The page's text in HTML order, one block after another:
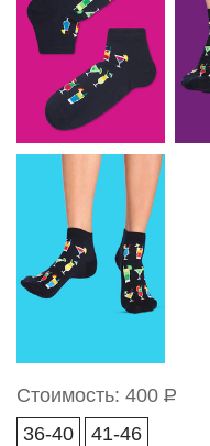
Стоимость: 400 Р
36-40
41-46